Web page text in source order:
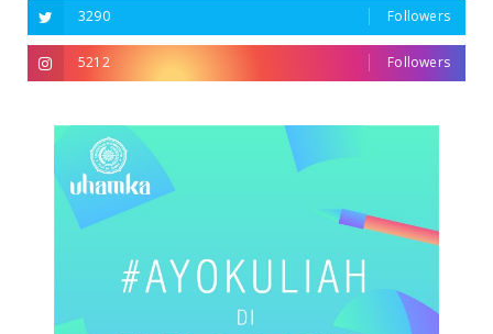
3290 Followers
5212 Followers